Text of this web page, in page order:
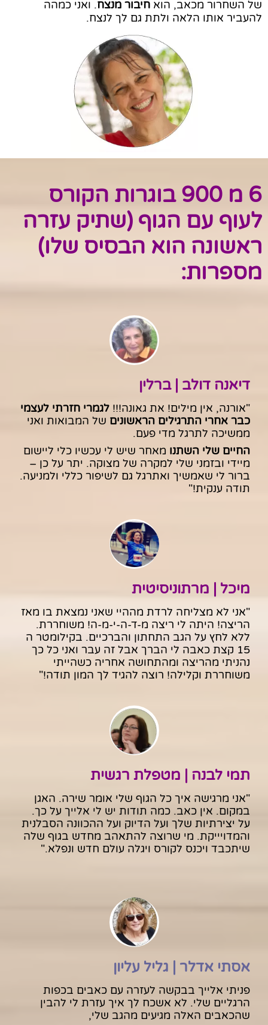
של השחרור מכאב, הוא חיבור מנצח. ואני כמהה
להעביר אותו הלאה ולתת גם לך לנצח.
6 מ 900 בוגרות הקורס
לעוף עם הגוף (שתיק עזרה
ראשונה הוא הבסיס שלו)
מספרות:
דיאנה דולב | ברלין
"אורנה, אין מילים! את גאונה!!! לגמרי חזרתי לעצמי
כבר אחרי התרגילים הראשונים של המבואות ואני
ממשיכה לתרגל מדי פעם.
החיים שלי השתנו מאחר שיש לי עכשיו כלי ליישום
מיידי ובזמני שלי למקרה של מצוקה. יתר על כן –
ברור לי שאמשיך ואתרגל גם לשיפור כללי ולמניעה.
תודה ענקית!"
מיכל | מרתוניסיטית
"אני לא מצליחה לרדת מההיי שאני נמצאת בו מאז
הריצה! היתה לי ריצה מ-ד-ה-י-מ-ה! משוחררת.
ללא לחץ על הגב התחתון והברכיים. בקילומטר ה
15 קצת כאבה לי הברך אבל זה עבר ואני כל כך
נהניתי מהריצה ומהתחושה אחריה כשהייתי
משוחררת וקלילה! רוצה להגיד לך המון תודה!"
תמי לבנה | מטפלת רגשית
"אני מרגישה איך כל הגוף שלי אומר שירה. האגן
במקום. אין כאב. כמה תודות יש לי אלייך על כך.
על יצירתיות שלך ועל הדיוק ועל ההכוונה הסבלנית
והמדויייקת. מי שרוצה להתאהב מחדש בגוף שלה
שיתכבד ויכנס לקורס ויגלה עולם חדש ונפלא."
אסתי אדלר | גליל עליון
פניתי אלייך בבקשה לעזרה עם כאבים בכפות
הרגליים שלי. לא אשכח לך איך עזרת לי להבין
שהכאבים האלה מגיעים מהגב שלי,